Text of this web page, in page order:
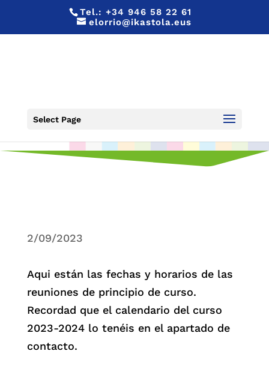
Tel.:+34 946 58 22 61
elorrio@ikastola.eus
Select Page
INICIO DE CURSO
2/09/2023
Aqui están las fechas y horarios de las
reuniones de principio de curso.
Recordad que el calendario del curso
2023-2024 lo tenéis en el apartado de
contacto.